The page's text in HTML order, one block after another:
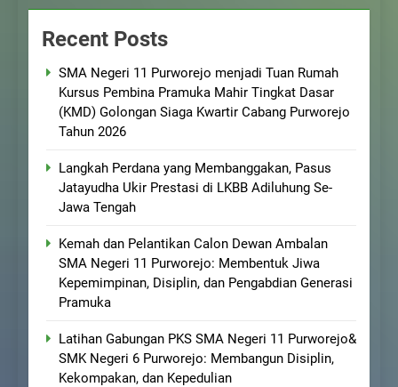
Recent Posts
SMA Negeri 11 Purworejo menjadi Tuan Rumah
Kursus Pembina Pramuka Mahir Tingkat Dasar
(KMD) Golongan Siaga Kwartir Cabang Purworejo
Tahun 2026
Langkah Perdana yang Membanggakan, Pasus
Jatayudha Ukir Prestasi di LKBB Adiluhung Se-
Jawa Tengah
Kemah dan Pelantikan Calon Dewan Ambalan
SMA Negeri 11 Purworejo: Membentuk Jiwa
Kepemimpinan, Disiplin, dan Pengabdian Generasi
Pramuka
Latihan Gabungan PKS SMA Negeri 11 Purworejo&
SMK Negeri 6 Purworejo: Membangun Disiplin,
Kekompakan, dan Kepedulian